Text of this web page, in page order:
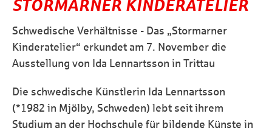
STORMARNER KINDERATELIER
Schwedische Verhältnisse - Das „Stormarner
Kinderatelier“ erkundet am 7. November die
Ausstellung von Ida Lennartsson in Trittau
Die schwedische Künstlerin Ida Lennartsson
(*1982 in Mjölby, Schweden) lebt seit ihrem
Studium an der Hochschule für bildende Künste in